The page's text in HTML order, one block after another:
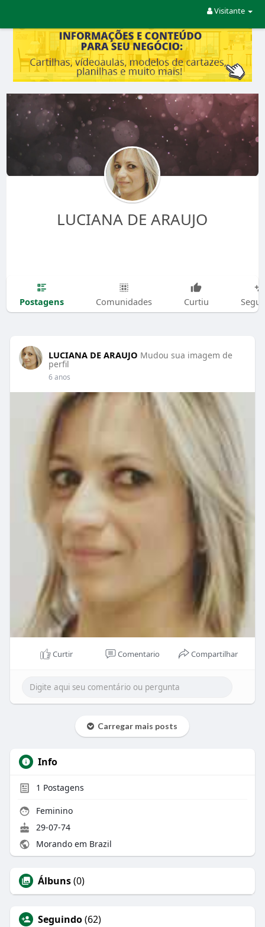
Visitante
LUCIANA DE ARAUJO
Postagens Comunidades Curtiu
LUCIANA DE ARAUJO Mudou sua imagem de
perfil
6 anos
Curtir Comentario Compartilhar
Carregar mais posts
Info
1 Postagens
Feminino
29-07-74
Morando em Brazil
Álbuns(0)
Seguindo(62)